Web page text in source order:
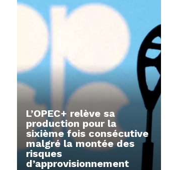
L’OPEC+ relève sa
production pour la
sixième fois consécutive
malgré la montée des
risques
d’approvisionnement